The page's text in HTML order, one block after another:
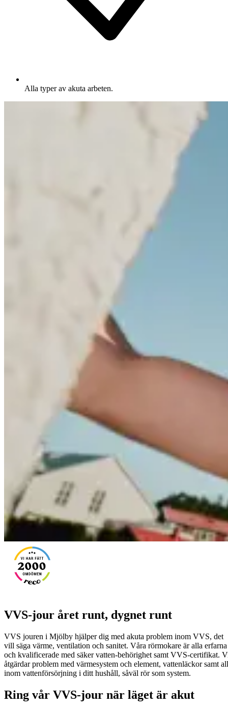
Alla typer av akuta arbeten.
VVS-jour året runt, dygnet runt
VVS jouren i Mjölby hjälper dig med akuta problem inom VVS, det
vill säga värme, ventilation och sanitet. Våra rörmokare är alla erfarna
och kvalificerade med säker vatten-behörighet samt VVS-certifikat.
åtgärdar problem med värmesystem och element, vattenläckor samt
inom vattenförsörjning i ditt hushåll, såväl rör som system.
Ring vår VVS-jour när läget är akut